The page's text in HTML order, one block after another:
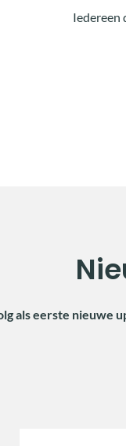
Iedereen
als eerste nieuwe